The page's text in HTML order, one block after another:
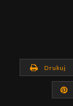
Drukuj